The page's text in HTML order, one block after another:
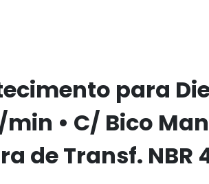
para
min • C/ Bico
de Transf. NBR